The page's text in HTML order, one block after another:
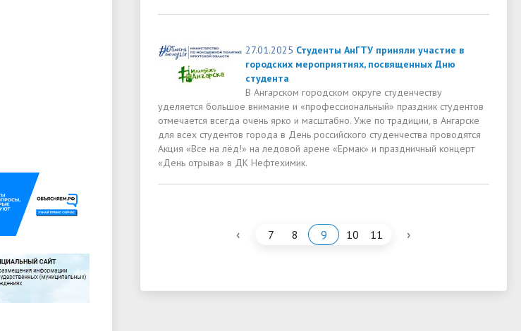
27.01.2025 Студенты АнГТУ приняли участие в
городских мероприятиях, посвященных Дню
студента
В Ангарском городском округе студенчеству
уделяется большое внимание и «профессиональный» праздник студентов
отмечается всегда очень ярко и масштабно. Уже по традиции, в Ангарске
для всех студентов города в День российского студенчества проводятся
Акция «Все на лёд!» на ледовой арене «Ермак» и праздничный концерт
«День отрыва» в ДК Нефтехимик.
‹ 7 8 9 10 11 ›